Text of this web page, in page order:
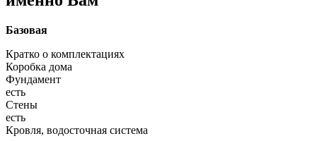
Базовая
Кратко о комплектациях
Коробка дома
Фундамент
есть
Стены
есть
Кровля, водосточная система